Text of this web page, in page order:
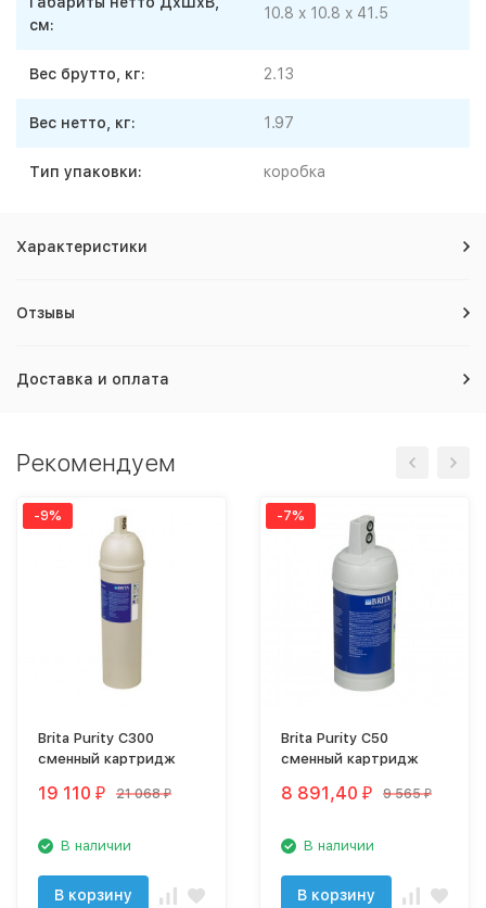
см:
10.8 x 10.8 x 41.5
Вес брутто, кг: 2.13
Вес нетто, кг: 1.97
Тип упаковки: коробка
Характеристики
Отзывы
Доставка и оплата
Рекомендуем
-9%
Brita Purity C300
сменный картридж
19 110 ₽ 21 068 ₽
В наличии
В корзину
-7%
Brita Purity C50
сменный картридж
8 891,40 ₽ 9 565 ₽
В наличии
В корзину